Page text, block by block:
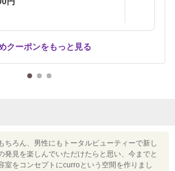
クーポンをもっと見る
ちろん、男性にもトータルビューティーで新し
発見を楽しんでいただけたらと思い、今までと
室をコンセプトにcurroという空間を作りまし